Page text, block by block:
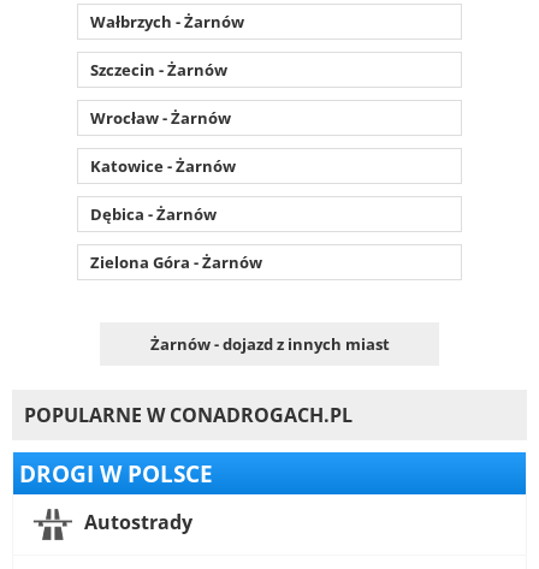
Wałbrzych - Żarnów
Szczecin - Żarnów
Wrocław - Żarnów
Katowice - Żarnów
Dębica - Żarnów
Zielona Góra - Żarnów
Żarnów - dojazd z innych miast
POPULARNE W CONADROGACH.PL
DROGI W POLSCE
Autostrady